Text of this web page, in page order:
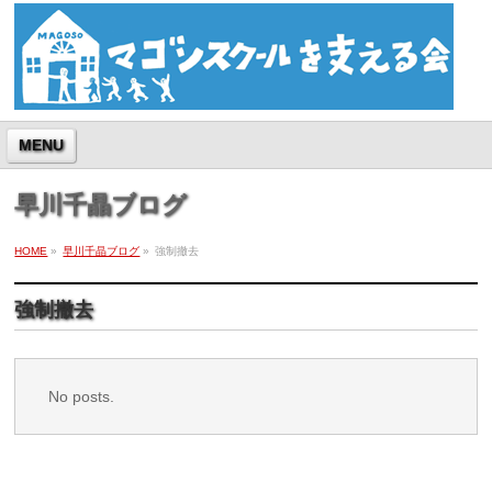
MENU
早川千晶ブログ
HOME » 早川千晶ブログ » 強制撤去
強制撤去
No posts.